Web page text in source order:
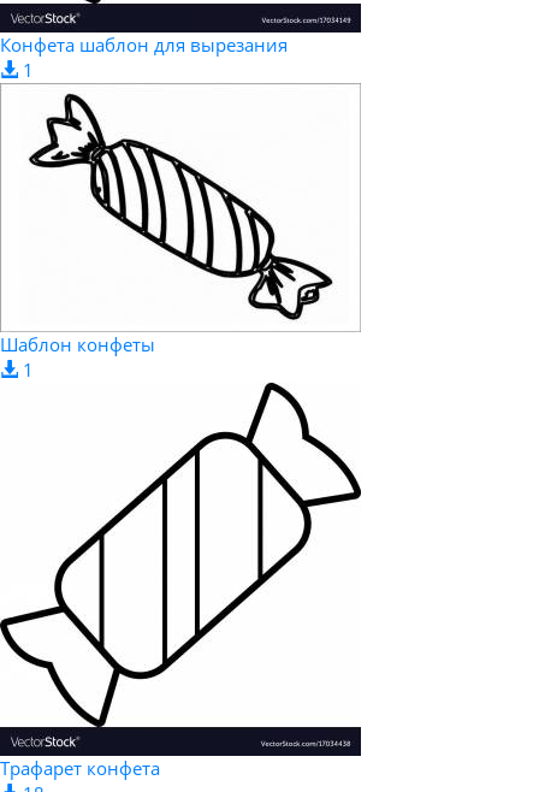
Конфета шаблон для вырезания
1
Шаблон конфеты
1
Трафарет конфета